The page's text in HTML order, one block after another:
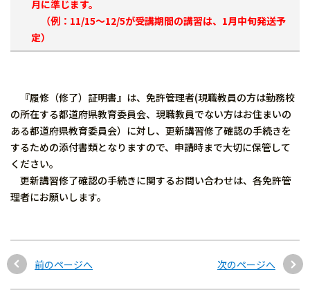
月に準じます。
（例：11/15～12/5が受講期間の講習は、1月中旬発送予
定）
『履修（修了）証明書』は、免許管理者(現職教員の方は勤務校
の所在する都道府県教育委員会、現職教員でない方はお住まいの
ある都道府県教育委員会）に対し、更新講習修了確認の手続きを
するための添付書類となりますので、申請時まで大切に保管して
ください。
更新講習修了確認の手続きに関するお問い合わせは、各免許管
理者にお願いします。
前のページへ 次のページへ